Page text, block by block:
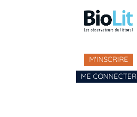
M'INSCRIRE
ME CONNECTER